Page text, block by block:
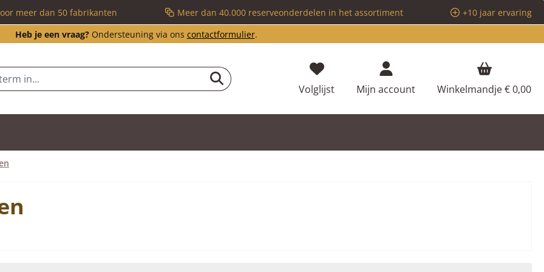
meer dan 50 fabrikanten Meer dan 40.000 reserveonderdelen in het assortiment
+10 jaar ervaring
Heb je een vraag?Ondersteuning via ons contactformulier.
VolglijstJe hebt 0 items op je verlanglijstje
Mijn account Winkelmandje€ 0,00